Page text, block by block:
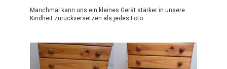
Manchmal kann uns ein kleines Gerät stärker in unsere
Kindheit zurückversetzen als jedes Foto.